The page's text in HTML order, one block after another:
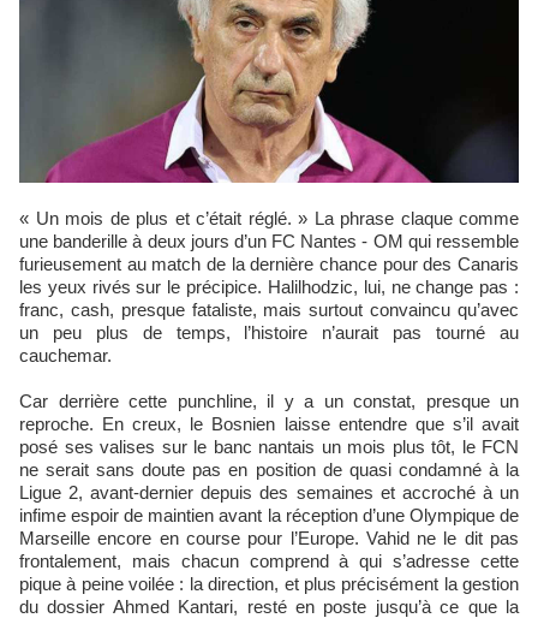
« Un mois de plus et c’était réglé. » La phrase claque comme
une banderille à deux jours d’un FC Nantes - OM qui ressemble
furieusement au match de la dernière chance pour des Canaris
les yeux rivés sur le précipice. Halilhodzic, lui, ne change pas :
franc, cash, presque fataliste, mais surtout convaincu qu’avec
un peu plus de temps, l’histoire n’aurait pas tourné au
cauchemar.
Car derrière cette punchline, il y a un constat, presque un
reproche. En creux, le Bosnien laisse entendre que s’il avait
posé ses valises sur le banc nantais un mois plus tôt, le FCN
ne serait sans doute pas en position de quasi condamné à la
Ligue 2, avant-dernier depuis des semaines et accroché à un
infime espoir de maintien avant la réception d’une Olympique de
Marseille encore en course pour l’Europe. Vahid ne le dit pas
frontalement, mais chacun comprend à qui s’adresse cette
pique à peine voilée : la direction, et plus précisément la gestion
du dossier Ahmed Kantari, resté en poste jusqu’à ce que la